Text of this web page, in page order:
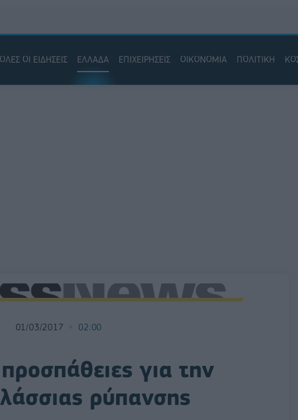
ΟΛΕΣ ΟΙ ΕΙΔΗΣΕΙΣ ΕΛΛΑΔΑ ΕΠΙΧΕΙΡΗΣΕΙΣ ΟΙΚΟΝΟΜΙΑ ΠΟΛΙΤΙΚΗ
01/03/2017 02:00
για την
ρύπανσης